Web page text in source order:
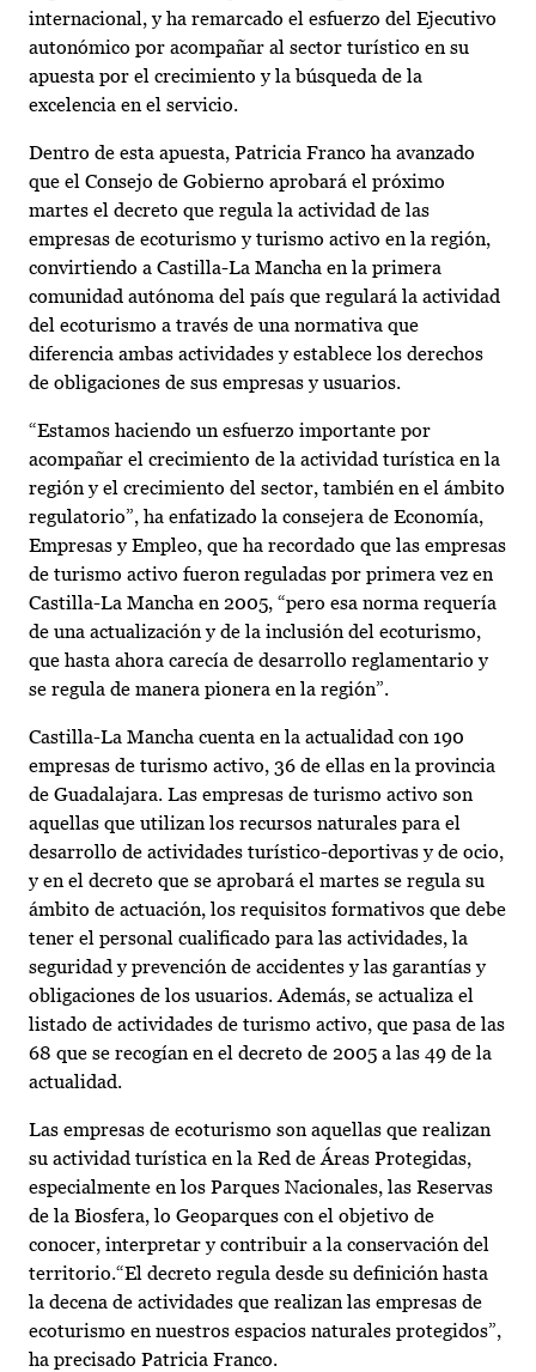
internacional, y ha remarcado el esfuerzo del Ejecutivo
autonómico por acompañar al sector turístico en su
apuesta por el crecimiento y la búsqueda de la
excelencia en el servicio.
Dentro de esta apuesta, Patricia Franco ha avanzado
que el Consejo de Gobierno aprobará el próximo
martes el decreto que regula la actividad de las
empresas de ecoturismo y turismo activo en la región,
convirtiendo a Castilla-La Mancha en la primera
comunidad autónoma del país que regulará la actividad
del ecoturismo a través de una normativa que
diferencia ambas actividades y establece los derechos
de obligaciones de sus empresas y usuarios.
“Estamos haciendo un esfuerzo importante por
acompañar el crecimiento de la actividad turística en la
región y el crecimiento del sector, también en el ámbito
regulatorio”, ha enfatizado la consejera de Economía,
Empresas y Empleo, que ha recordado que las empresas
de turismo activo fueron reguladas por primera vez en
Castilla-La Mancha en 2005, “pero esa norma requería
de una actualización y de la inclusión del ecoturismo,
que hasta ahora carecía de desarrollo reglamentario y
se regula de manera pionera en la región”.
Castilla-La Mancha cuenta en la actualidad con 190
empresas de turismo activo, 36 de ellas en la provincia
de Guadalajara. Las empresas de turismo activo son
aquellas que utilizan los recursos naturales para el
desarrollo de actividades turístico-deportivas y de ocio,
y en el decreto que se aprobará el martes se regula su
ámbito de actuación, los requisitos formativos que debe
tener el personal cualificado para las actividades, la
seguridad y prevención de accidentes y las garantías y
obligaciones de los usuarios. Además, se actualiza el
listado de actividades de turismo activo, que pasa de las
68 que se recogían en el decreto de 2005 a las 49 de la
actualidad.
Las empresas de ecoturismo son aquellas que realizan
su actividad turística en la Red de Áreas Protegidas,
especialmente en los Parques Nacionales, las Reservas
de la Biosfera, lo Geoparques con el objetivo de
conocer, interpretar y contribuir a la conservación del
territorio.“El decreto regula desde su definición hasta
la decena de actividades que realizan las empresas de
ecoturismo en nuestros espacios naturales protegidos”,
ha precisado Patricia Franco.